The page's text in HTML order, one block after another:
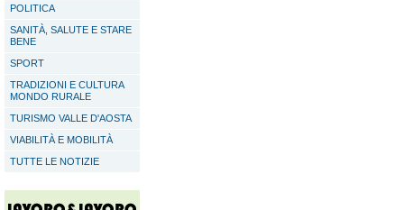
POLITICA
SANITÀ, SALUTE E STARE
BENE
SPORT
TRADIZIONI E CULTURA
MONDO RURALE
TURISMO VALLE D'AOSTA
VIABILITÀ E MOBILITÀ
TUTTE LE NOTIZIE